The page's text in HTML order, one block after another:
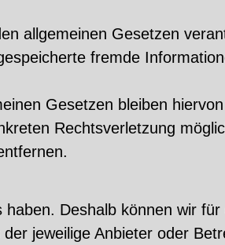
allgemeinen Gesetzen
fremde
Gesetzen bleiben hiervon
Rechtsverletzung
Deshalb können wir für
jeweilige Anbieter oder